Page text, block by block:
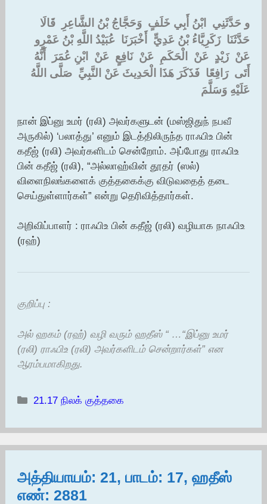
و حَدَّثَنِي ‏ ‏ابْنُ أَبِي خَلَفٍ ‏ ‏وَحَجَّاجُ بْنُ الشَّاعِرِ ‏ ‏قَالَا
حَدَّثَنَا ‏ ‏زَكَرِيَّاءُ بْنُ عَدِيٍّ ‏ ‏أَخْبَرَنَا ‏ ‏عُبَيْدُ اللَّهِ بْنُ عَمْرٍو ‏
‏عَنْ ‏ ‏زَيْدٍ ‏ ‏عَنْ ‏ ‏الْحَكَمِ ‏ ‏عَنْ ‏ ‏نَافِعٍ ‏ ‏عَنْ ‏ ‏ابْنِ عُمَرَ ‏ ‏أَنَّهُ
أَتَى ‏ ‏رَافِعًا ‏ ‏فَذَكَرَ هَذَا الْحَدِيثَ عَنْ النَّبِيِّ ‏ ‏صَلَّى اللَّهُ
عَلَيْهِ وَسَلَّمَ
நான் இப்னு உமர் (ரலி) அவர்களுடன் (மஸ்ஜிதுந் நபவீ
அருகில்) ‘பலாத்து’ எனும் இடத்திலிருந்த ராஃபிஉ பின்
கதீஜ் (ரலி) அவர்களிடம் சென்றோம். அப்போது ராஃபிஉ
பின் கதீஜ் (ரலி), “அல்லாஹ்வின் தூதர் (ஸல்)
விளைநிலங்களைக் குத்தகைக்கு விடுவதைத் தடை
செய்துள்ளார்கள்” என்று தெரிவித்தார்கள்.
அறிவிப்பாளர் : ராஃபிஉ பின் கதீஜ் (ரலி) வழியாக நாஃபிஉ
(ரஹ்)
குறிப்பு :
அல் ஹகம் (ரஹ்) வழி வரும் ஹதீஸ் “ …“இப்னு உமர்
(ரலி) ராஃபிஉ (ரலி) அவர்களிடம் சென்றார்கள்” என
ஆரம்பமாகிறது.
Categories
21.17 நிலக் குத்தகை
அத்தியாயம்: 21, பாடம்: 17, ஹதீஸ்
எண்: 2881